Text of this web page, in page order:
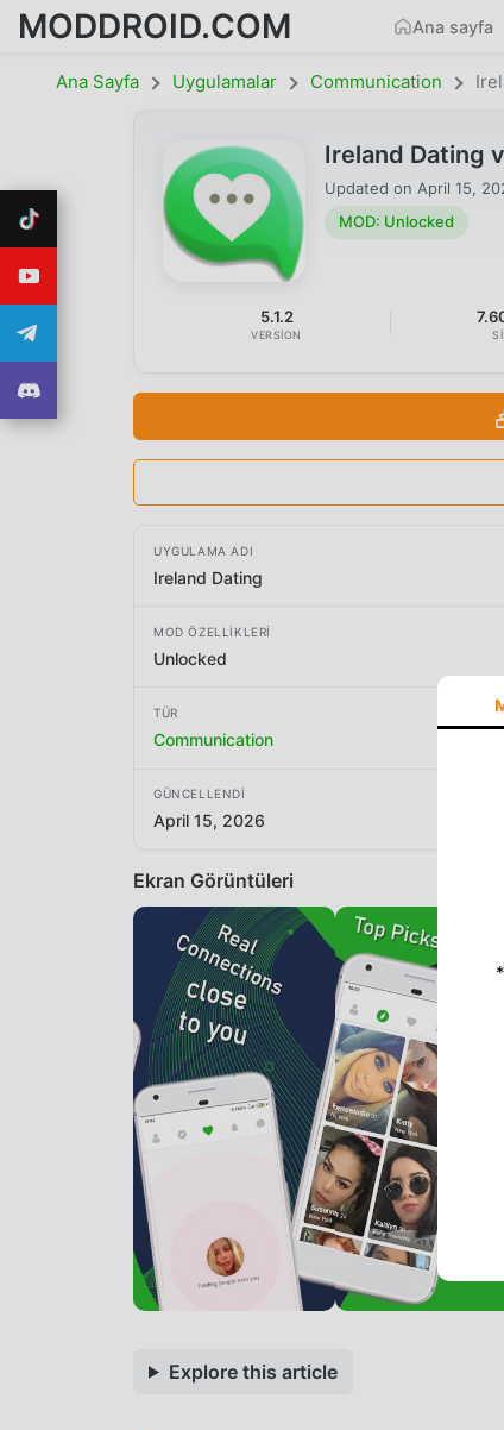
MODDROID.COM Ana sayfa
Ana Sayfa Uygulamalar Communication
Ireland Dating
Updated on April 15,
MOD: Unlocked
5.1.2
VERSION
UYGULAMA ADI
Ireland Dating
MOD ÖZELLIKLERI
Unlocked
TÜR
Communication
GÜNCELLENDI
April 15, 2026
Ekran Görüntüleri
Explore this article